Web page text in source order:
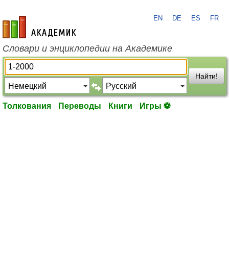
academic.ru
EN DE ES FR
Словари и энциклопедии на Академике
Найти!
Толкования Переводы Книги Игры ⚽